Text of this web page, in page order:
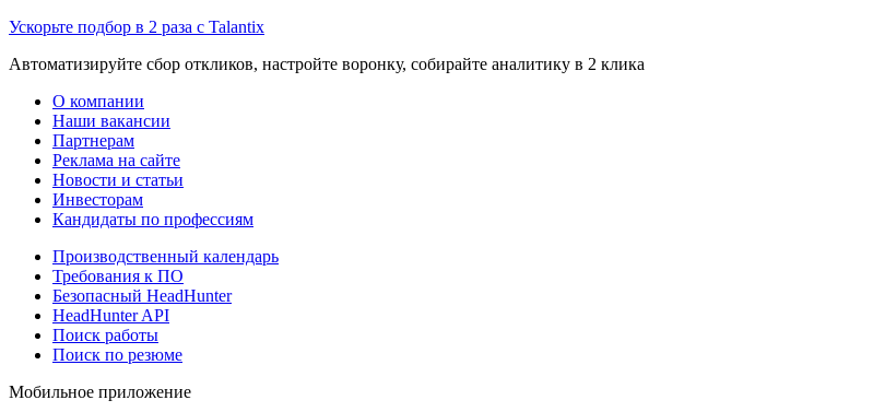
Ускорьте подбор в 2 раза с Talantix
Автоматизируйте сбор откликов, настройте воронку, собирайте аналитику в 2 клика
О компании
Наши вакансии
Партнерам
Реклама на сайте
Новости и статьи
Инвесторам
Кандидаты по профессиям
Производственный календарь
Требования к ПО
Безопасный HeadHunter
HeadHunter API
Поиск работы
Поиск по резюме
Мобильное приложение